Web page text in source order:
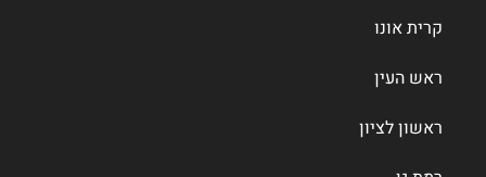
קרית אונו
ראש העין
ראשון לציון